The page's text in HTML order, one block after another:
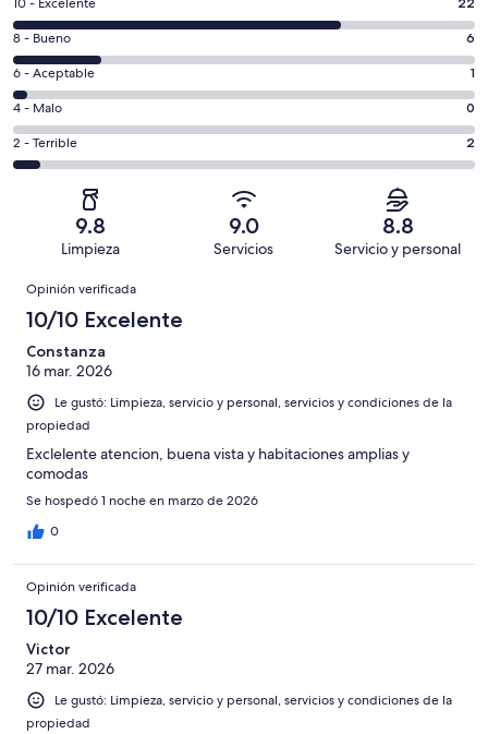
Puntuación
de
10,
es
decir,
Excelente.
Basada
en
opiniones
Puntuación
de
8,
es
decir,
Bueno.
opiniones
8 - Bueno 6
Puntuación
de
6,
es
decir,
Aceptable.
de
opiniones
6 - Aceptable 1
Puntuación
de
4,
Basada
de
opiniones
4 - Malo 0
Puntuación
de
Terrible.
Basada
de
31
opiniones
2 - Terrible 2
9.8
Limpieza
9.0
Servicios
8.8
Servicio y personal
Opiniones
Opinión verificada
10/10 Excelente
Constanza
16 mar. 2026
Le gustó: Limpieza, servicio y personal, servicios y condiciones de la
propiedad
Exclelente atencion, buena vista y habitaciones amplias y
comodas
Se hospedó 1 noche en marzo de 2026
0
Opinión verificada
10/10 Excelente
Victor
27 mar. 2026
Le gustó: Limpieza, servicio y personal, servicios y condiciones de la
propiedad